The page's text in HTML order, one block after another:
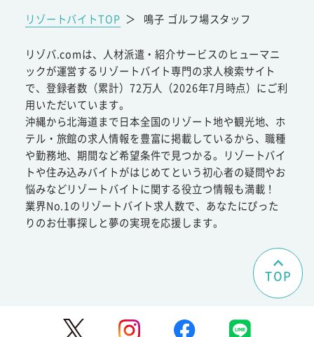
リゾートバイトTOP ＞ 鳴子 ゴルフ場スタッフ
リゾバ.comは、人材派遣・紹介サービスのヒューマニ
ックが運営するリゾートバイト専門の求人検索サイト
で、登録者数（累計）72万人（2026年7月時点）にご利
用いただいています。
沖縄から北海道まで日本全国のリゾート地や観光地、ホ
テル・旅館の求人情報を豊富に掲載しているから、職種
や勤務地、期間など希望条件で見つかる。リゾートバイ
トや住み込みバイトがはじめてという初心者の疑問やお
悩みなどリゾートバイトに関する役立つ情報も満載！
業界No.1のリゾートバイト求人数で、あなたにぴった
りのお仕事探しと夢の実現を応援します。
TOP